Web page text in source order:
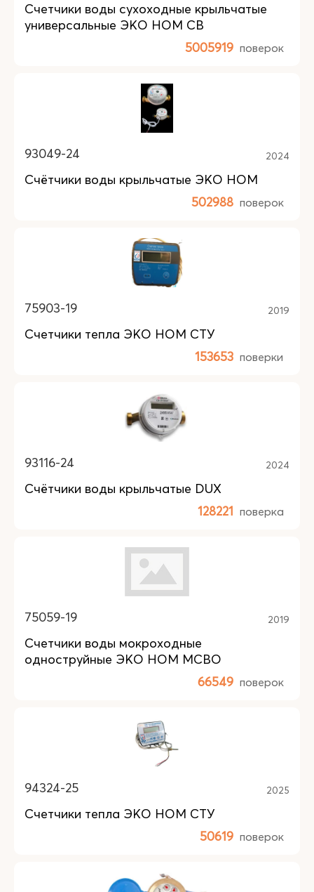
Счетчики воды сухоходные крыльчатые
универсальные ЭКО НОМ СВ
5005919 поверок
93049-24 2024
Счётчики воды крыльчатые ЭКО НОМ
502988 поверок
75903-19 2019
Счетчики тепла ЭКО НОМ СТУ
153653 поверки
93116-24 2024
Счётчики воды крыльчатые DUX
128221 поверка
75059-19 2019
Счетчики воды мокроходные
одноструйные ЭКО НОМ МСВО
66549 поверок
94324-25 2025
Счетчики тепла ЭКО НОМ СТУ
50619 поверок